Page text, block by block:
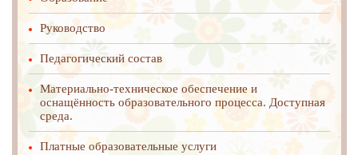
Руководство
Педагогический состав
Материально-техническое обеспечение и
оснащённость образовательного процесса. Доступная
среда.
Платные образовательные услуги